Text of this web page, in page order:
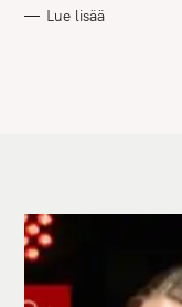
I
Lue lisää